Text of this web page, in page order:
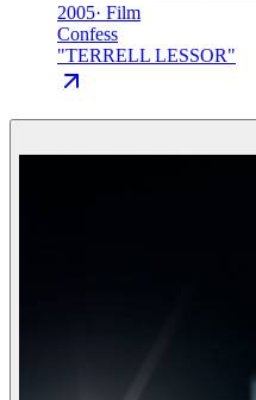
2005· Film
Confess
"TERRELL LESSOR"